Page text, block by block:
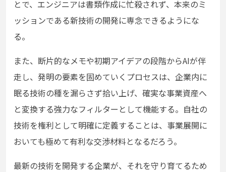
とで、エンジニアは書類作成に忙殺されず、本来のミ
ッションである新技術の開発に専念できるようにな
る。
また、断片的なメモや初期アイデアの段階からAIが伴
走し、発明の要素を固めていくプロセスは、企業内に
眠る技術の種を漏らさず拾い上げ、確実な事業資産へ
と変換する強力なフィルターとして機能する。自社の
技術を権利として明確に定義することは、事業展開に
おいても極めて有利な交渉材料となるだろう。
最新の技術を開発する企業が、それを守り育てるため